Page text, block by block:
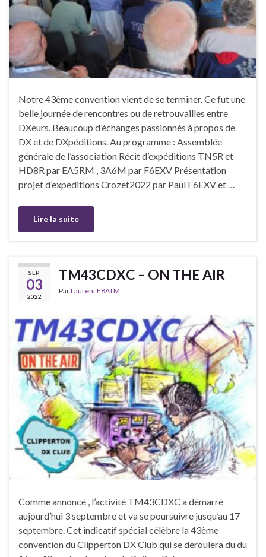
Notre 43ème convention vient de se terminer. Ce fut une
belle journée de rencontres ou de retrouvailles entre
DXeurs. Beaucoup d’échanges passionnés à propos de
DX et de DXpéditions. Au programme : Assemblée
générale de l’association Récit d’expéditions TN5R et
HD8R par EA5RM , 3A6M par F6EXV Présentation
projet d’expéditions Crozet2022 par Paul F6EXV et …
Lire la suite
SEP
03
2022
TM43CDXC – ON THE AIR
ParLaurent F8ATM
Comme annoncé , l’activité TM43CDXC a démarré
aujourd’hui 3 septembre et va se poursuivre jusqu’au 17
septembre. Cet indicatif spécial célèbre la 43ème
convention du Clipperton DX Club qui se déroulera du du